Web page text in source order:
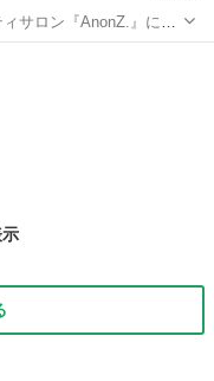
サロン『AnonZ.』に
有